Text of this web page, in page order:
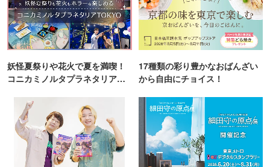
妖怪夏祭りや花火で夏を満喫！
コニカミノルタプラネタリア
17種類の彩り豊かなおばんざい
から自由にチョイス！